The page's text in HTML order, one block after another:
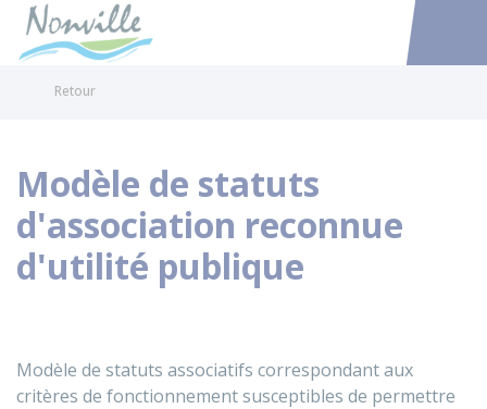
Accéder
Retour
Modèle de statuts
d'association reconnue
d'utilité publique
Modèle de statuts associatifs correspondant aux
critères de fonctionnement susceptibles de permettre